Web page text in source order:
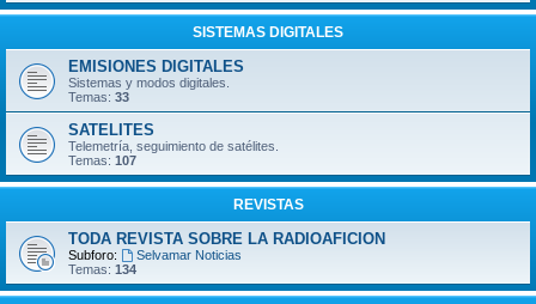
SISTEMAS DIGITALES
EMISIONES DIGITALES
Sistemas y modos digitales.
Temas: 33
SATELITES
Telemetría, seguimiento de satélites.
Temas: 107
REVISTAS
TODA REVISTA SOBRE LA RADIOAFICION
Subforo:
Selvamar Noticias
Temas: 134